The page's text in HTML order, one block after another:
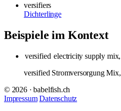
versifiers
Dichterlinge
Beispiele im Kontext
versified electricity supply mix,
versified Stromversorgung Mix,
© 2026 · babelfish.ch
Impressum Datenschutz